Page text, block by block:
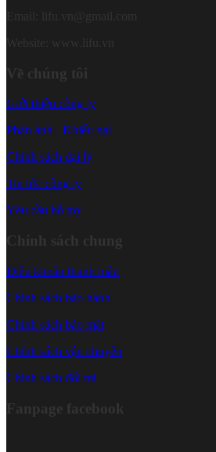
Về chúng tôi
Giới thiệu công ty
Phản ánh - Khiếu nại
Chính sách đại lý
Tin tức công ty
Yêu cầu hỗ trợ
Chính sách chung
Điều khoản thanh toán
Chính sách bảo hành
Chính sách bảo mật
Chính sách vận chuyển
Chính sách đổi trả
Fanpage facebook